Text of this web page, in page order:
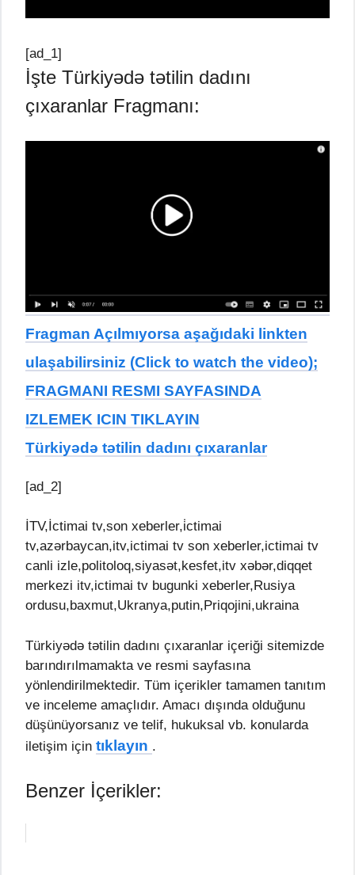
[ad_1]
İşte Türkiyədə tətilin dadını
çıxaranlar Fragmanı:
Fragman Açılmıyorsa aşağıdaki linkten
ulaşabilirsiniz (Click to watch the video);
FRAGMANI RESMI SAYFASINDA
IZLEMEK ICIN TIKLAYIN
Türkiyədə tətilin dadını çıxaranlar
[ad_2]
İTV,İctimai tv,son xeberler,i̇ctimai
tv,azərbaycan,itv,ictimai tv son xeberler,ictimai tv
canli izle,politoloq,siyasət,kesfet,itv xəbər,diqqet
merkezi itv,ictimai tv bugunki xeberler,Rusiya
ordusu,baxmut,Ukranya,putin,Priqojini,ukraina
Türkiyədə tətilin dadını çıxaranlar içeriği sitemizde
barındırılmamakta ve resmi sayfasına
yönlendirilmektedir. Tüm içerikler tamamen tanıtım
ve inceleme amaçlıdır. Amacı dışında olduğunu
düşünüyorsanız ve telif, hukuksal vb. konularda
iletişim için tıklayın .
Benzer İçerikler: